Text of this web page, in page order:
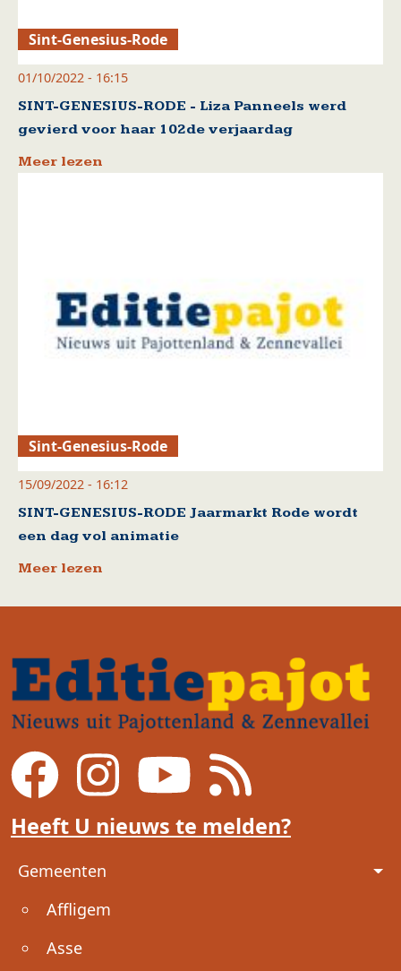
Sint-Genesius-Rode
01/10/2022 - 16:15
SINT-GENESIUS-RODE - Liza Panneels werd
gevierd voor haar 102de verjaardag
Meer lezen
Sint-Genesius-Rode
15/09/2022 - 16:12
SINT-GENESIUS-RODE Jaarmarkt Rode wordt
een dag vol animatie
Meer lezen
Heeft U nieuws te melden?
Voet
Gemeenten
Affligem
Asse